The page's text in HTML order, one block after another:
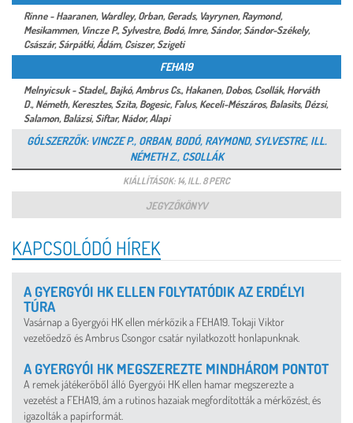
Rinne - Haaranen, Wardley, Orban, Gerads, Vayrynen, Raymond,
Mesikammen, Vincze P., Sylvestre, Bodó, Imre, Sándor, Sándor-Székely,
Császár, Sárpátki, Ádám, Csiszer, Szigeti
FEHA19
Melnyicsuk - Stadel,, Bajkó, Ambrus Cs., Hakanen, Dobos, Csollák, Horváth
D., Németh, Keresztes, Szita, Bogesic, Falus, Keceli-Mészáros, Balasits, Dézsi,
Salamon, Balázsi, Siftar, Nádor, Alapi
GÓLSZERZŐK: VINCZE P., ORBAN, BODÓ, RAYMOND, SYLVESTRE, ILL.
NÉMETH Z., CSOLLÁK
KIÁLLÍTÁSOK: 14, ILL. 8 PERC
JEGYZŐKÖNYV
KAPCSOLÓDÓ HÍREK
A GYERGYÓI HK ELLEN FOLYTATÓDIK AZ ERDÉLYI
TÚRA
Vasárnap a Gyergyói HK ellen mérkőzik a FEHA19. Tokaji Viktor
vezetőedző és Ambrus Csongor csatár nyilatkozott honlapunknak.
A GYERGYÓI HK MEGSZEREZTE MINDHÁROM PONTOT
A remek játékerőből álló Gyergyói HK ellen hamar megszerezte a
vezetést a FEHA19, ám a rutinos hazaiak megfordították a mérkőzést, és
igazolták a papírformát.